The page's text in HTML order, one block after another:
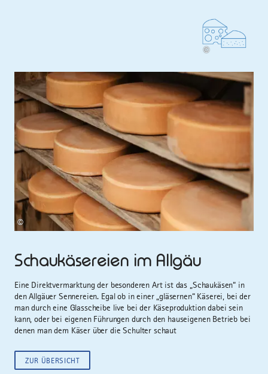
©
Schaukäsereien im Allgäu
©
Eine Direktvermarktung der besonderen Art ist das „Schaukäsen“ in
den Allgäuer Sennereien. Egal ob in einer „gläsernen“ Käserei, bei der
man durch eine Glasscheibe live bei der Käseproduktion dabei sein
kann, oder bei eigenen Führungen durch den hauseigenen Betrieb bei
denen man dem Käser über die Schulter schaut
ZUR ÜBERSICHT